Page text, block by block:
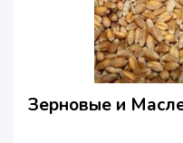
Зерновые и